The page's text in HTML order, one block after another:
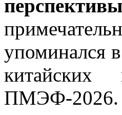
перспективы
упоминался
ПМЭФ-2026.